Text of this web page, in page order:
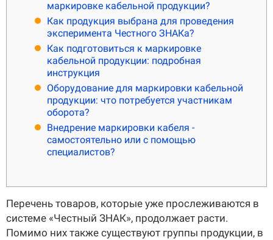
Самая актуальная и необходимая информация о нововведениях и
технической составляющей ассортимента «POScenter».
НОВОСТИ ЖУРНАЛ КОНФЕРЕНЦИИ
+7 (495) 518-94-41 info@poscenter.ru
маркировке кабельной продукции?
Как продукция выбрана для проведения
эксперимента Честного ЗНАКа?
Как подготовиться к маркировке
кабельной продукции: подробная
инструкция
Оборудование для маркировки кабельной
продукции: что потребуется участникам
оборота?
Внедрение маркировки кабеля -
самостоятельно или с помощью
специалистов?
Перечень товаров, которые уже прослеживаются в
системе «Честный ЗНАК», продолжает расти.
Помимо них также существуют группы продукции, в